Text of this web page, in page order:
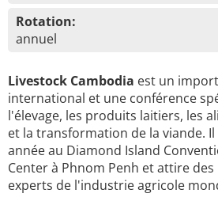
Rotation:
annuel
Livestock Cambodia est un
international et une conférence
l'élevage, les produits laitiers, les
et la transformation de la viande.
année au Diamond Island
Center à Phnom Penh et attire
experts de l'industrie agricole